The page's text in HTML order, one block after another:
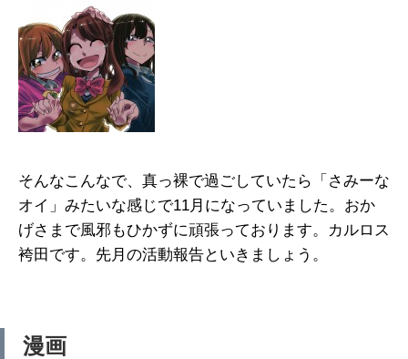
そんなこんなで、真っ裸で過ごしていたら「さみーな
オイ」みたいな感じで11月になっていました。おか
げさまで風邪もひかずに頑張っております。カルロス
袴田です。先月の活動報告といきましょう。
漫画